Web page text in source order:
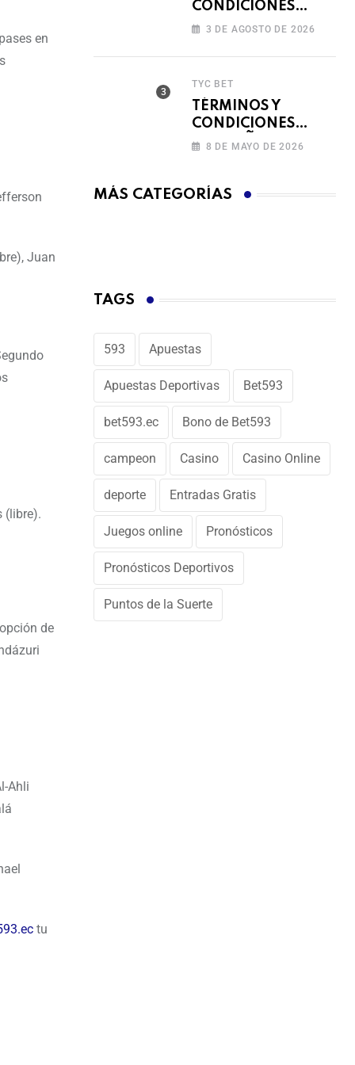
en
Juan
(libre).
de
Ahli
tu
CONDICIONES
FERIADO DE
BET593
3 DE AGOSTO DE 2026
TYC BET
TÉRMINOS Y
CONDICIONES
CAMPAÑA
8 DE MAYO DE 2026
MÁS CATEGORÍAS
TAGS
593 Apuestas
Apuestas Deportivas Bet593
bet593.ec Bono de Bet593
campeon Casino Casino Online
deporte Entradas Gratis
Juegos online Pronósticos
Pronósticos Deportivos
Puntos de la Suerte